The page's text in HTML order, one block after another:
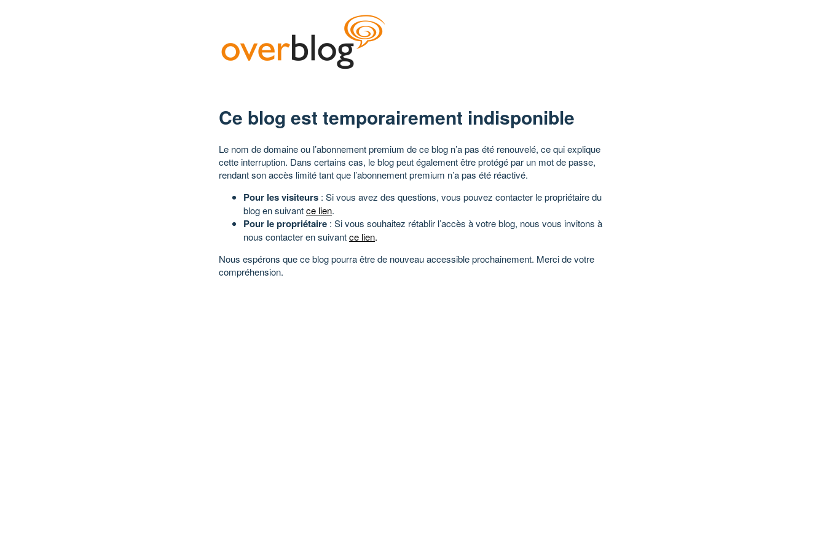
Ce blog est temporairement indisponible
Le nom de domaine ou l’abonnement premium de ce blog n’a pas été renouvelé, ce qui explique
cette interruption. Dans certains cas, le blog peut également être protégé par un mot de passe,
rendant son accès limité tant que l’abonnement premium n’a pas été réactivé.
Pour les visiteurs : Si vous avez des questions, vous pouvez contacter le propriétaire du
blog en suivantce lien.
Pour le propriétaire : Si vous souhaitez rétablir l’accès à votre blog, nous vous invitons à
nous contacter en suivantce lien.
Nous espérons que ce blog pourra être de nouveau accessible prochainement. Merci de votre
compréhension.